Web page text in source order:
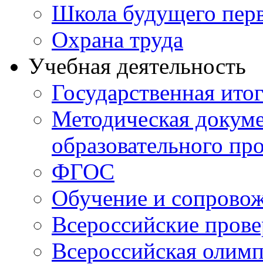
Школа будущего
Охрана труда
Учебная деятельность
Государственная
Методическая
образовательного
ФГОС
Обучение и
Всероссийские
Всероссийская